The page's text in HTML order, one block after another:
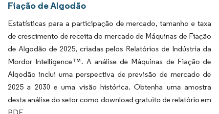
Fiação de Algodão
Estatísticas para a participação de mercado, tamanho e taxa
de crescimento de receita do mercado de Máquinas de Fiação
de Algodão de 2025, criadas pelos Relatórios de Indústria da
Mordor Intelligence™. A análise de Máquinas de Fiação de
Algodão inclui uma perspectiva de previsão de mercado de
2025 a 2030 e uma visão histórica. Obtenha uma amostra
desta análise do setor como download gratuito de relatório em